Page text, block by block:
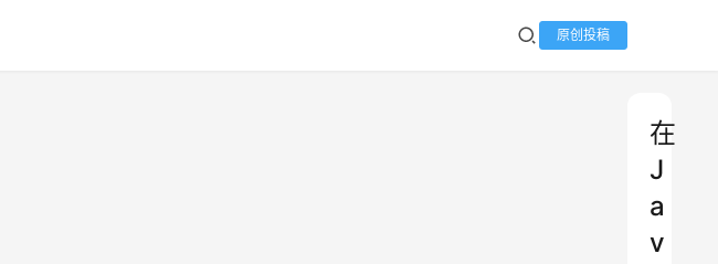
原创投稿
在
J
a
v